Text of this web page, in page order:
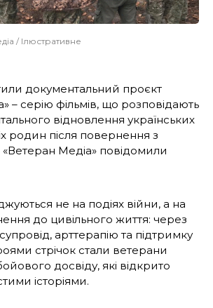
/ Ілюстративне
документальний проєкт
– серію фільмів, що розповідають
відновлення українських
родин після повернення з
Медіа» повідомили
не на подіях війни, а на
до цивільного життя: через
арттерапію та підтримку
стрічок стали ветерани
досвіду, які відкрито
історіями.